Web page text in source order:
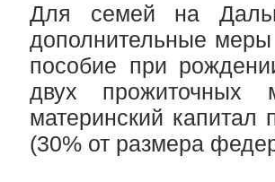
Для семей на
дополнительные
пособие при
двух прожиточных
материнский капитал
(30% от размера